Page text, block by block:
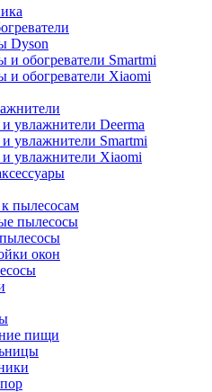
Dyson
и обогреватели Smartmi
и обогреватели Xiaomi
увлажнители Deerma
увлажнители Smartmi
увлажнители Xiaomi
пылесосам
пылесосы
окон
пищи